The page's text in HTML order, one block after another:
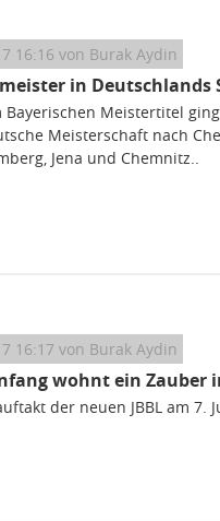
16:16 von Burak Aydin
in Deutschlands
Bayerischen Meistertitel
Meisterschaft nach
Jena und Chemnitz..
16:17 von Burak Aydin
wohnt ein Zauber
der neuen JBBL am 7.